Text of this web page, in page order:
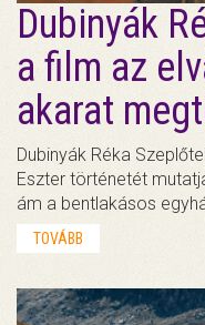
Dubinyák
a film az
akarat
Dubinyák Réka
Eszter történetét
ám a bentlakásos
TOVÁBB